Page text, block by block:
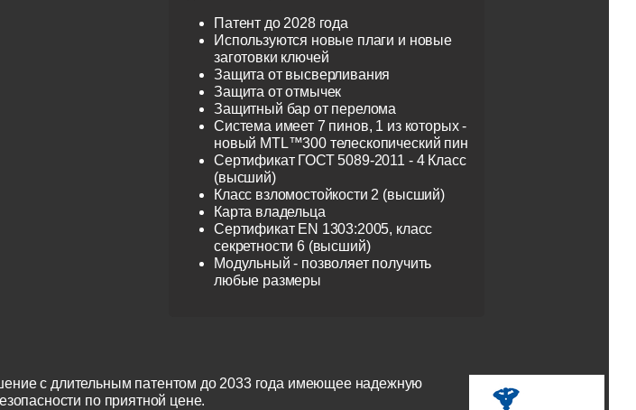
Патент до 2028 года
Используются новые плаги и новые
заготовки ключей
Защита от высверливания
Защита от отмычек
Защитный бар от перелома
Система имеет 7 пинов, 1 из которых -
новый MTL™300 телескопический пин
Сертификат ГОСТ 5089-2011 - 4 Класс
(высший)
Класс взломостойкости 2 (высший)
Карта владельца
Сертификат EN 1303:2005, класс
секретности 6 (высший)
Модульный - позволяет получить
любые размеры
с длительным патентом до 2033 года имеющее надежную
по приятной цене.